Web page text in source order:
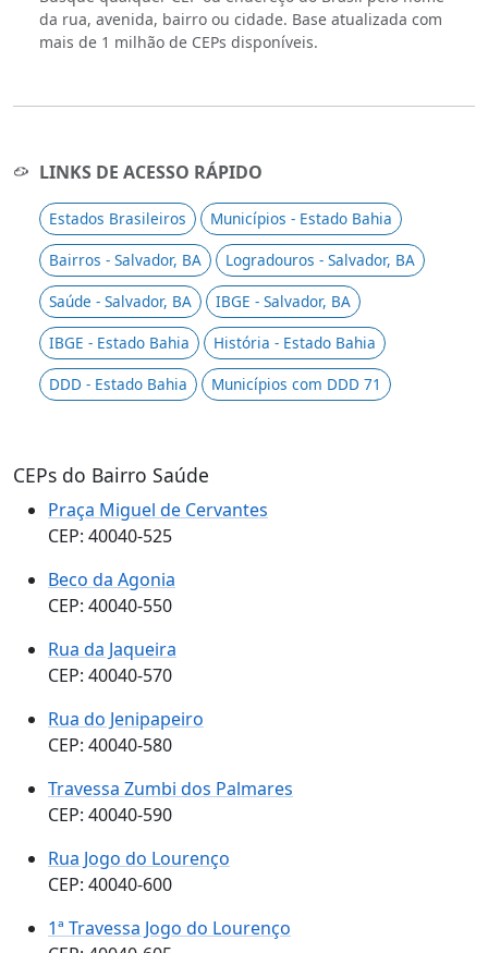
da rua, avenida, bairro ou cidade. Base atualizada com
mais de 1 milhão de CEPs disponíveis.
LINKS DE ACESSO RÁPIDO
Estados Brasileiros
Municípios - Estado Bahia
Bairros - Salvador, BA
Logradouros - Salvador, BA
Saúde - Salvador, BA
IBGE - Salvador, BA
IBGE - Estado Bahia
História - Estado Bahia
DDD - Estado Bahia
Municípios com DDD 71
CEPs do Bairro Saúde
Praça Miguel de Cervantes
CEP: 40040-525
Beco da Agonia
CEP: 40040-550
Rua da Jaqueira
CEP: 40040-570
Rua do Jenipapeiro
CEP: 40040-580
Travessa Zumbi dos Palmares
CEP: 40040-590
Rua Jogo do Lourenço
CEP: 40040-600
1ª Travessa Jogo do Lourenço